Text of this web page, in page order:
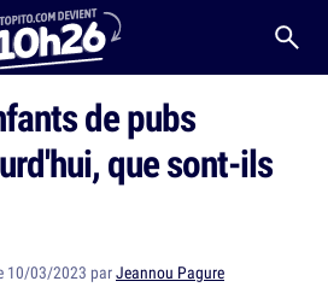
de pubs
que sont-ils
10/03/2023 parJeannou Pagure